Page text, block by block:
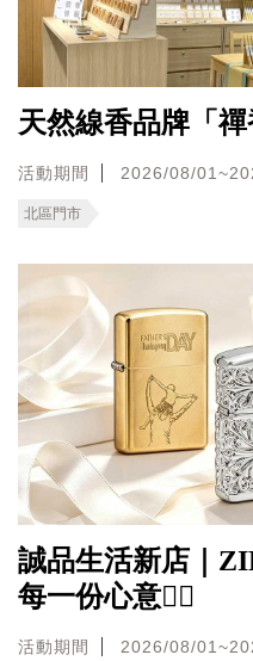
天然線香品牌「禪
活動期間 2026/08/
北區門市
誠品生活新店｜
每一份心意❤️‍🔥
活動期間 2026/08/